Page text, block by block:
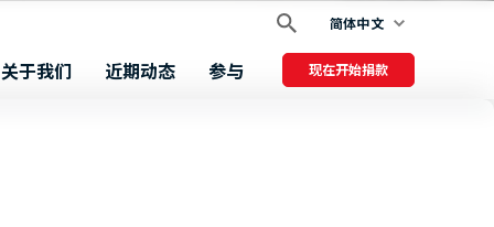
简体中文
关于我们 近期动态 参与 现在开始捐款